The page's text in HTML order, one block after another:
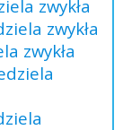
zwykła
zwykła
zwykła